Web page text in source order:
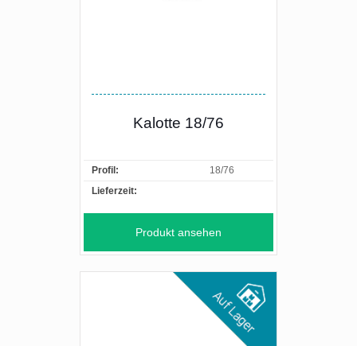
Kalotte 18/76
Profil:
18/76
Lieferzeit:
Produkt ansehen